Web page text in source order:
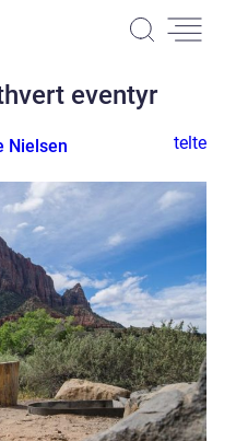
eventyr
Nielsen telte